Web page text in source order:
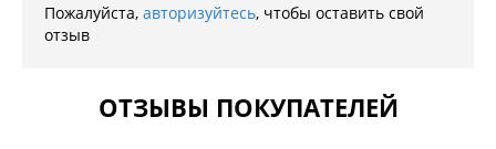
Пожалуйста, авторизуйтесь, чтобы оставить свой
отзыв
ОТЗЫВЫ ПОКУПАТЕЛЕЙ